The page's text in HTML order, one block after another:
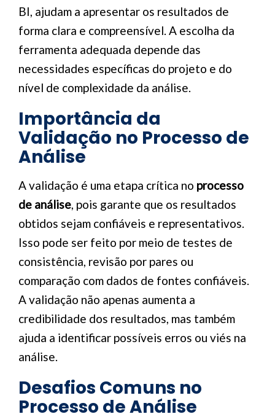
BI, ajudam a apresentar os resultados de
forma clara e compreensível. A escolha da
ferramenta adequada depende das
necessidades específicas do projeto e do
nível de complexidade da análise.
Importância da
Validação no Processo de
Análise
A validação é uma etapa crítica no processo
de análise, pois garante que os resultados
obtidos sejam confiáveis e representativos.
Isso pode ser feito por meio de testes de
consistência, revisão por pares ou
comparação com dados de fontes confiáveis.
A validação não apenas aumenta a
credibilidade dos resultados, mas também
ajuda a identificar possíveis erros ou viés na
análise.
Desafios Comuns no
Processo de Análise